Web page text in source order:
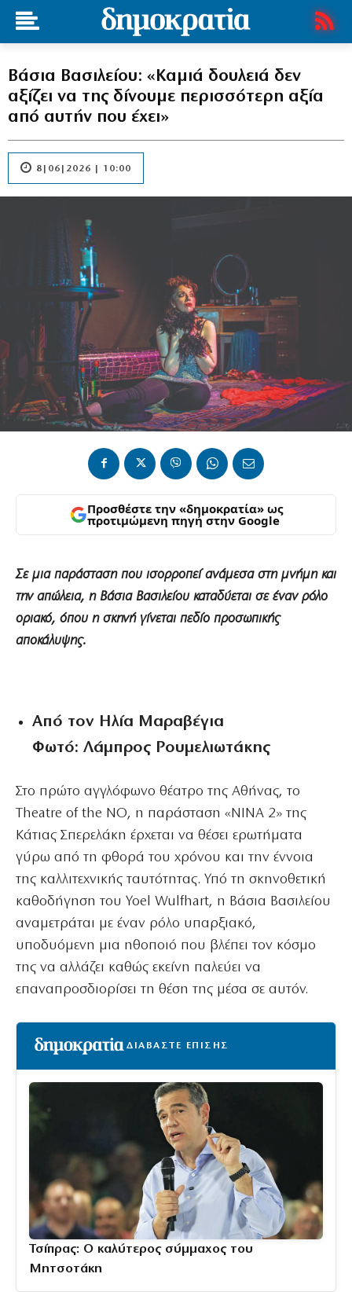
Βάσια Βασιλείου: «Καμιά δουλειά δεν
αξίζει να της δίνουμε περισσότερη αξία
από αυτήν που έχει»
8|06|2026 | 10:00
Προσθέστε την «δημοκρατία» ως
προτιμώμενη πηγή στην Google
Σε μια παράσταση που ισορροπεί ανάμεσα στη μνήμη και
την απώλεια, η Βάσια Βασιλείου καταδύεται σε έναν ρόλο
οριακό, όπου η σκηνή γίνεται πεδίο προσωπικής
αποκάλυψης.
Από τον Ηλία Μαραβέγια
Φωτό: Λάμπρος Ρουμελιωτάκης
Στο πρώτο αγγλόφωνο θέατρο της Αθήνας, το
Theatre of the NO, η παράσταση «NINA 2» της
Κάτιας Σπερελάκη έρχεται να θέσει ερωτήματα
γύρω από τη φθορά του χρόνου και την έννοια
της καλλιτεχνικής ταυτότητας. Υπό τη σκηνοθετική
καθοδήγηση του Yoel Wulfhart, η Βάσια Βασιλείου
αναμετράται με έναν ρόλο υπαρξιακό,
υποδυόμενη μια ηθοποιό που βλέπει τον κόσμο
της να αλλάζει καθώς εκείνη παλεύει να
επαναπροσδιορίσει τη θέση της μέσα σε αυτόν.
ΔΙΑΒΑΣΤΕ ΕΠΙΣΗΣ
Τσίπρας: Ο καλύτερος σύμμαχος του
Μητσοτάκη